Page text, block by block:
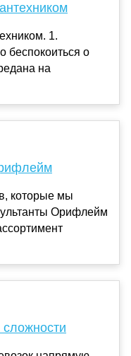
1.
беспокоиться о
на
которые мы